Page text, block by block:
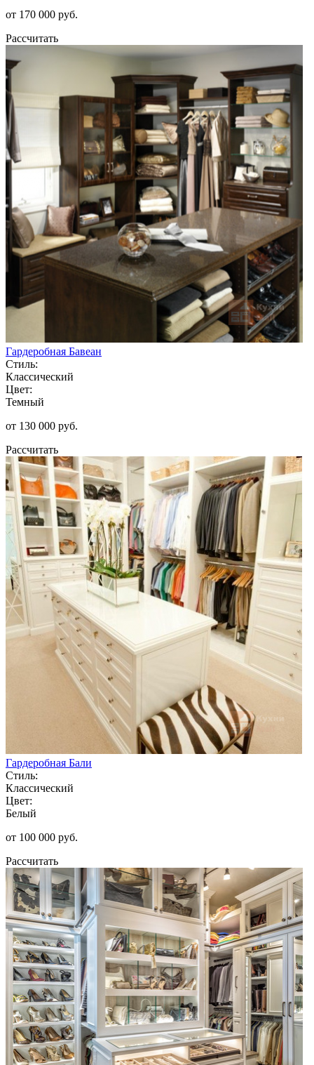
от 170 000 руб.
Рассчитать
Гардеробная Бавеан
Стиль:
Классический
Цвет:
Темный
от 130 000 руб.
Рассчитать
Гардеробная Бали
Стиль:
Классический
Цвет:
Белый
от 100 000 руб.
Рассчитать